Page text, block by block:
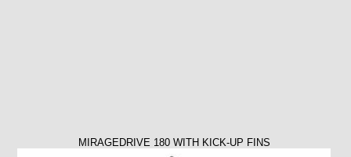
MIRAGEDRIVE 180 WITH KICK-UP FINS